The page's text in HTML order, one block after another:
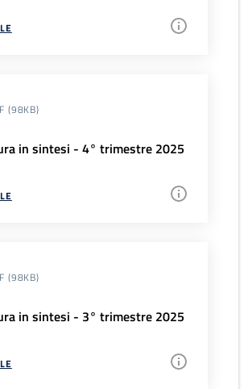
(98KB)
in sintesi - 4° trimestre 2025
(98KB)
in sintesi - 3° trimestre 2025